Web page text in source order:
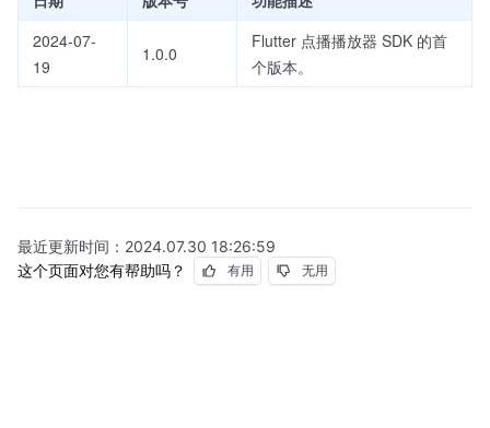
2024-07-
19
1.0.0
Flutter 点播播放器 SDK 的首
个版本。
最近更新时间： 2024.07.30 18:26:59
这个页面对您有帮助吗？
有用 无用